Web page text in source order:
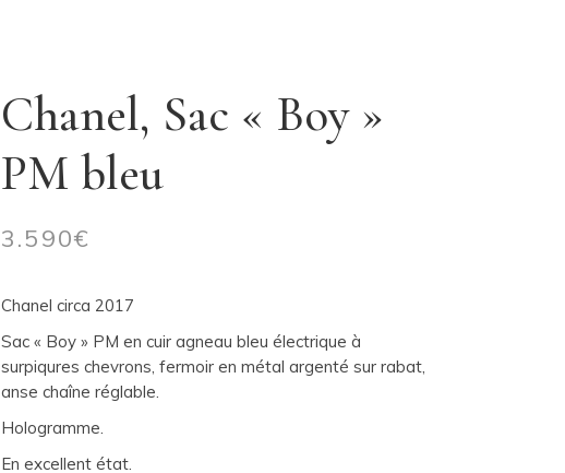
Chanel, Sac « Boy »
PM bleu
3.590€
Chanel circa 2017
Sac « Boy » PM en cuir agneau bleu électrique à
surpiqures chevrons, fermoir en métal argenté sur rabat,
anse chaîne réglable.
Hologramme.
En excellent état.